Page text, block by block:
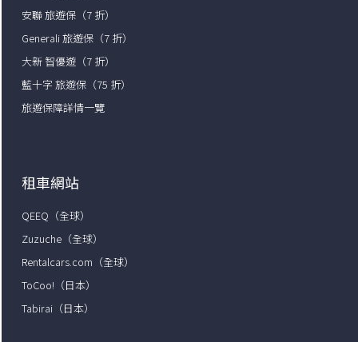
安聯 旅遊保（7 折）
Generali 旅遊保（7 折）
大新 智優遊（7 折）
藍十字 旅遊保（75 折）
旅遊保障詳情一覽
租車網站
QEEQ（全球）
Zuzuche（全球）
Rentalcars.com（全球）
ToCoo!（日本）
Tabirai（日本）